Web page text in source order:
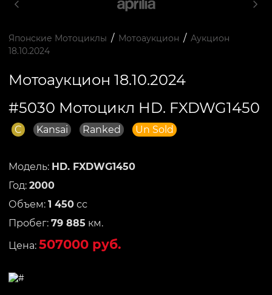
Японские Мотоциклы / Мотоаукцион / Аукцион
18.10.2024
Мотоаукцион 18.10.2024
#5030 Мотоцикл HD. FXDWG1450
C Kansai Ranked Un Sold
Модель: HD. FXDWG1450
Год: 2000
Объем: 1 450 сс
Пробег: 79 885 км.
Цена: 507000 руб.